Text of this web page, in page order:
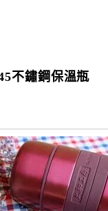
不鏽鋼保溫瓶